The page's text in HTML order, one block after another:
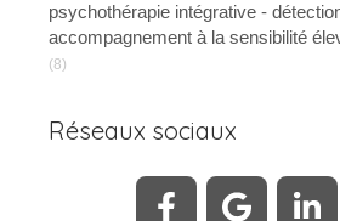
psychothérapie intégrative -
accompagnement à la sensibilité
(8)
Réseaux sociaux